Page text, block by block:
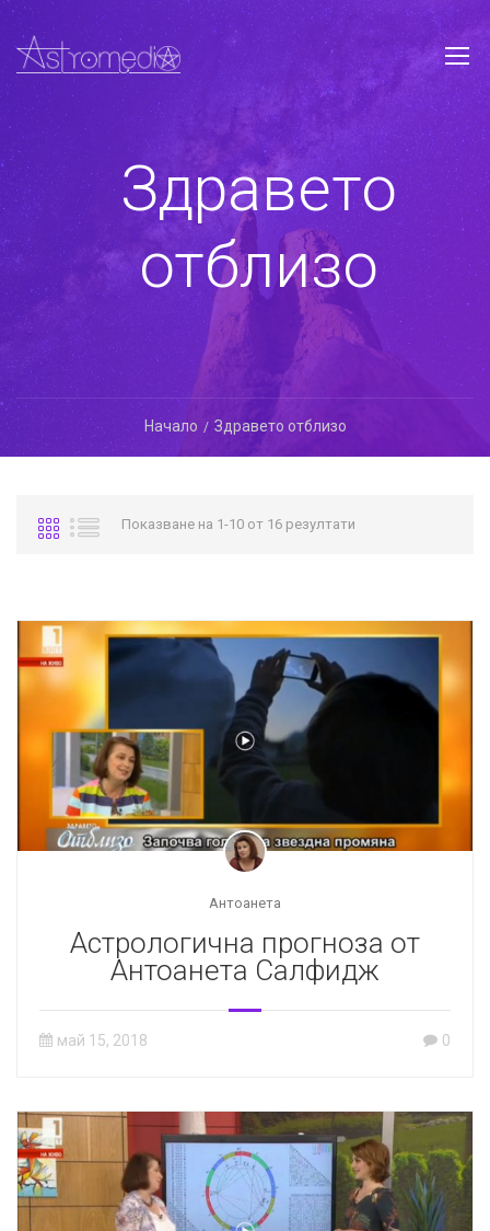
Здравето
отблизо
Начало Здравето отблизо
Показване на 1-10 от 16 резултати
Антоанета
Астрологична прогноза от
Антоанета Салфидж
май 15, 2018 0